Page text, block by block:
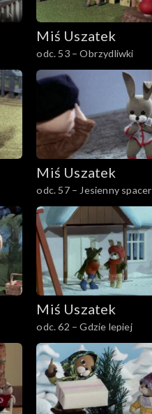
Miś Uszatek
odc. 53 – Obrzydliwki
Miś Uszatek
odc. 57 – Jesienny spacer
Miś Uszatek
odc. 62 – Gdzie lepiej